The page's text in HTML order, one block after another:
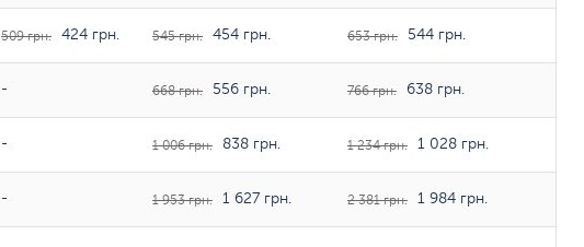
509 грн. 424 грн. 545 грн. 454 грн. 653 грн. 544 грн.
- 668 грн. 556 грн. 766 грн. 638 грн.
- 1 006 грн. 838 грн. 1 234 грн. 1 028 грн.
- 1 953 грн. 1 627 грн. 2 381 грн. 1 984 грн.